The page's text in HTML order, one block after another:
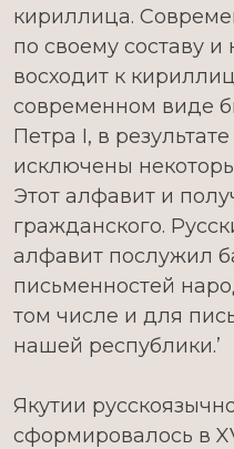
кириллица.
по своему составу
восходит к
современном виде
Петра I, в
исключены
Этот алфавит и
гражданского.
алфавит послужил
письменностей
том числе и для
нашей республики.’
Якутии
сформировалось в